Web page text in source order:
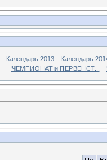
Календарь 2013
Календарь
ЧЕМПИОНАТ и ПЕРВЕНСТ...